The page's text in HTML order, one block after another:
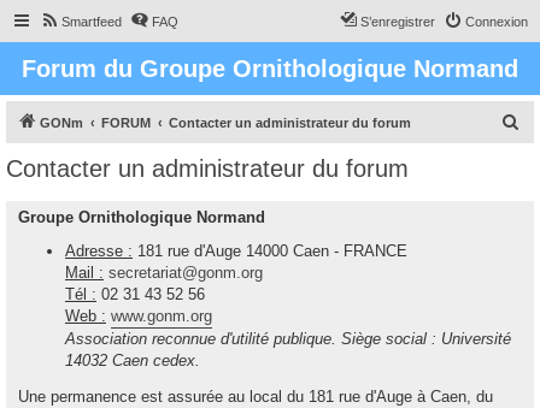
Smartfeed FAQ Connexion
S’enregistrer
Forum du Groupe Ornithologique Normand
GONm FORUM Contacter un administrateur du forum
Contacter un administrateur du forum
Groupe Ornithologique Normand
Adresse : 181 rue d'Auge 14000 Caen - FRANCE
Mail : secretariat@gonm.org
Tél : 02 31 43 52 56
Web : www.gonm.org
Association reconnue d'utilité publique. Siège social : Université
14032 Caen cedex.
Une permanence est assurée au local du 181 rue d'Auge à Caen, du